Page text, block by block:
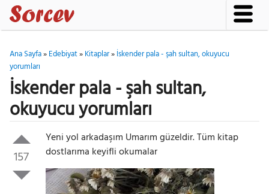
Ana Sayfa»Edebiyat»Kitaplar»İskender pala - şah sultan, okuyucu
yorumları
İskender pala - şah sultan,
okuyucu yorumları
157
Yeni yol arkadaşım Umarım güzeldir. Tüm kitap
dostlarıma keyifli okumalar